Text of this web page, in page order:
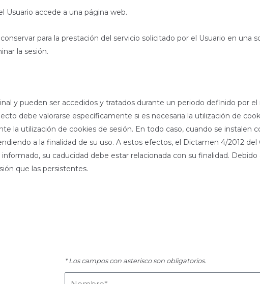
Usuario accede a una página web.
para la prestación del servicio solicitado por el Usuario en una
la sesión.
y pueden ser accedidos y tratados durante un periodo definido por el
debe valorarse específicamente si es necesaria la utilización de
la utilización de cookies de sesión. En todo caso, cuando se instalen
a la finalidad de su uso. A estos efectos, el Dictamen 4/2012 del
su caducidad debe estar relacionada con su finalidad. Debido
que las persistentes.
* Los campos con asterisco son obligatorios.